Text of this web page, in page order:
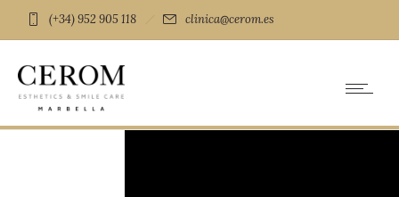
(+34) 952 905 118 clinica@cerom.es